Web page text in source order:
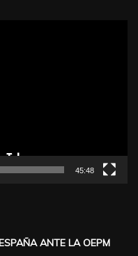
45:48
ANTE LA OEPM